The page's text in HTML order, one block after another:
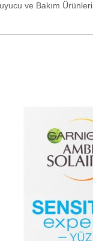
ve Bakım Ürünleri